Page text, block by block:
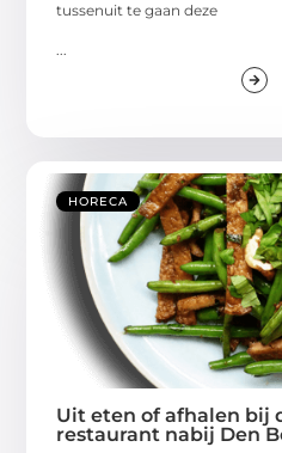
tussenuit te gaan deze
HORECA
Uit eten of afhalen bij
restaurant nabij Den